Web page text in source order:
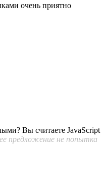
очень приятно
Вы считаете JavaScript
предложение не попытка